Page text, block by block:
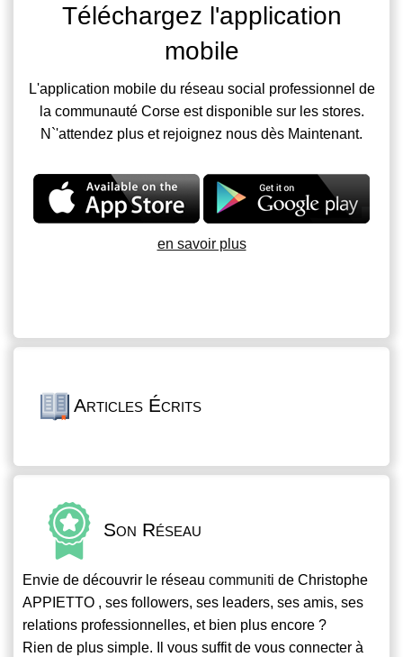
Téléchargez l'application
mobile
L'application mobile du réseau social professionnel de
la communauté Corse est disponible sur les stores.
N`'attendez plus et rejoignez nous dès Maintenant.
en savoir plus
Articles Écrits
Son Réseau
Envie de découvrir le réseau communiti de Christophe
APPIETTO , ses followers, ses leaders, ses amis, ses
relations professionnelles, et bien plus encore ?
Rien de plus simple. Il vous suffit de vous connecter à